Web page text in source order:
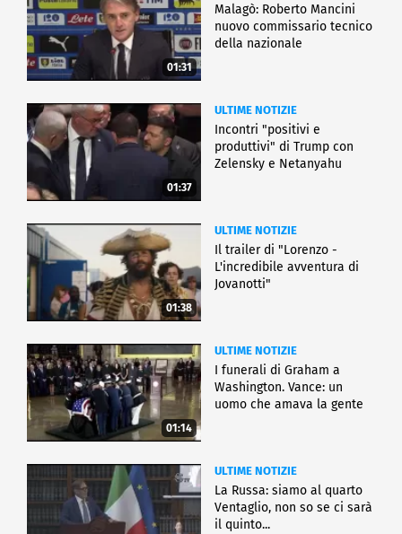
01:31
Malagò: Roberto Mancini
nuovo commissario tecnico
della nazionale
01:37
ULTIME NOTIZIE
Incontri "positivi e
produttivi" di Trump con
Zelensky e Netanyahu
01:38
ULTIME NOTIZIE
Il trailer di "Lorenzo -
L'incredibile avventura di
Jovanotti"
01:14
ULTIME NOTIZIE
I funerali di Graham a
Washington. Vance: un
uomo che amava la gente
ULTIME NOTIZIE
La Russa: siamo al quarto
Ventaglio, non so se ci sarà
il quinto...